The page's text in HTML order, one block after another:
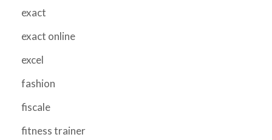
exact
exact online
excel
fashion
fiscale
fitness trainer